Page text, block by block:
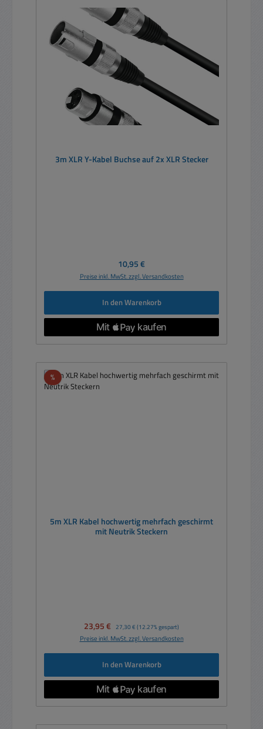
3m XLR Y-Kabel Buchse auf 2x XLR Stecker
Regulärer Preis:
10,95 €
Preise inkl. MwSt. zzgl. Versandkosten
In den Warenkorb
%Rabatt
5m XLR Kabel hochwertig mehrfach geschirmt
mit Neutrik Steckern
Verkaufspreis:
23,95 € Regulärer Preis:
27,30 € (12.27% gespart)
Preise inkl. MwSt. zzgl. Versandkosten
In den Warenkorb